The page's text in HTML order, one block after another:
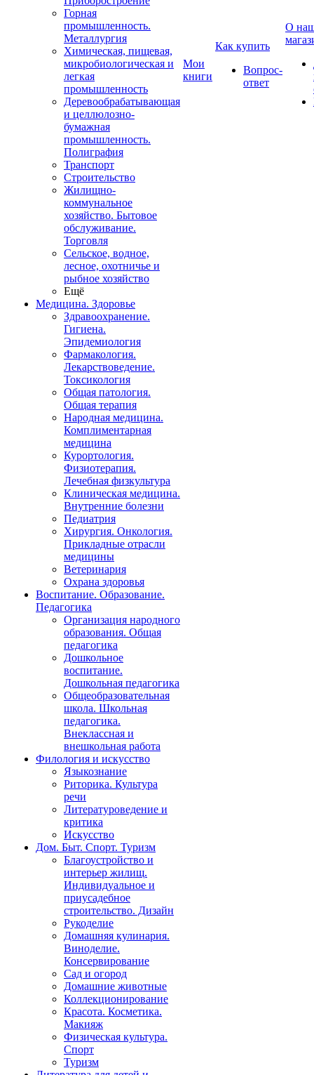
Горная
промышленность.
Металлургия
Химическая, пищевая,
микробиологическая и
легкая
промышленность
Деревообрабатывающая
и целлюлозно-
бумажная
промышленность.
Полиграфия
Транспорт
Строительство
Жилищно-
коммунальное
хозяйство. Бытовое
обслуживание.
Торговля
Сельское, водное,
лесное, охотничье и
рыбное хозяйство
Ещё
Медицина. Здоровье
Здравоохранение.
Гигиена.
Эпидемиология
Фармакология.
Лекарствоведение.
Токсикология
Общая патология.
Общая терапия
Народная медицина.
Комплиментарная
медицина
Курортология.
Физиотерапия.
Лечебная физкультура
Клиническая медицина.
Внутренние болезни
Педиатрия
Хирургия. Онкология.
Прикладные отрасли
медицины
Ветеринария
Охрана здоровья
Воспитание. Образование.
Педагогика
Организация народного
образования. Общая
педагогика
Дошкольное
воспитание.
Дошкольная педагогика
Общеобразовательная
школа. Школьная
педагогика.
Внеклассная и
внешкольная работа
Филология и искусство
Языкознание
Риторика. Культура
речи
Литературоведение и
критика
Искусство
Дом. Быт. Спорт. Туризм
Благоустройство и
интерьер жилищ.
Индивидуальное и
приусадебное
строительство. Дизайн
Рукоделие
Домашняя кулинария.
Виноделие.
Консервирование
Сад и огород
Домашние животные
Коллекционирование
Красота. Косметика.
Макияж
Физическая культура.
Спорт
Туризм
Мои
книги
Как купить
Вопрос-
ответ
О